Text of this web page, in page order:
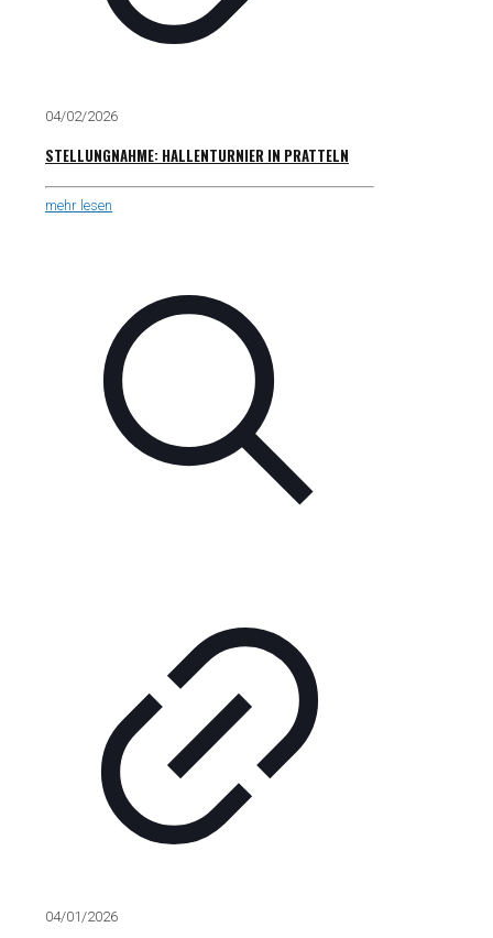
04/02/2026
STELLUNGNAHME: HALLENTURNIER IN PRATTELN
mehr lesen
04/01/2026